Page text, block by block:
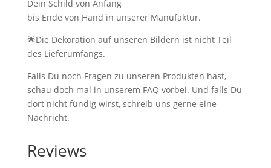
Dein Schild von Anfang
bis Ende von Hand in unserer Manufaktur.
🌟Die Dekoration auf unseren Bildern ist nicht Teil
des Lieferumfangs.
Falls Du noch Fragen zu unseren Produkten hast,
schau doch mal in unserem FAQ vorbei. Und falls Du
dort nicht fündig wirst, schreib uns gerne eine
Nachricht.
Reviews